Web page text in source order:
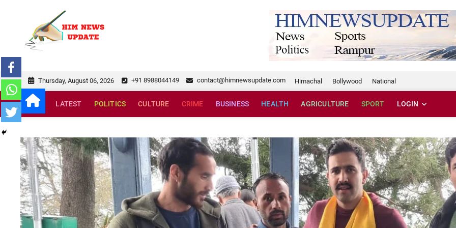
himnewsupdate.com
Thursday, August 06, 2026 +91 8988044149 contact@himnewsupdate.com Himachal Bollywood National
LATEST POLITICS CULTURE CRIME BUSINESS HEALTH AGRICULTURE SPORT LOGIN